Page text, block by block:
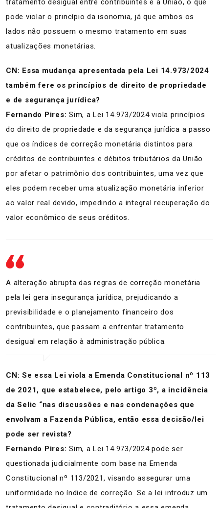
tratamento desigual entre contribuintes e a União, o que
pode violar o princípio da isonomia, já que ambos os
lados não possuem o mesmo tratamento em suas
atualizações monetárias.
CN: Essa mudança apresentada pela Lei 14.973/2024
também fere os princípios de direito de propriedade
e de segurança jurídica?
Fernando Pires: Sim, a Lei 14.973/2024 viola princípios
do direito de propriedade e da segurança jurídica a passo
que os índices de correção monetária distintos para
créditos de contribuintes e débitos tributários da União
por afetar o patrimônio dos contribuintes, uma vez que
eles podem receber uma atualização monetária inferior
ao valor real devido, impedindo a integral recuperação do
valor econômico de seus créditos.
A alteração abrupta das regras de correção monetária
pela lei gera insegurança jurídica, prejudicando a
previsibilidade e o planejamento financeiro dos
contribuintes, que passam a enfrentar tratamento
desigual em relação à administração pública.
CN: Se essa Lei viola a Emenda Constitucional nº 113
de 2021, que estabelece, pelo artigo 3º, a incidência
da Selic “nas discussões e nas condenações que
envolvam a Fazenda Pública, então essa decisão/lei
pode ser revista?
Fernando Pires: Sim, a Lei 14.973/2024 pode ser
questionada judicialmente com base na Emenda
Constitucional nº 113/2021, visando assegurar uma
uniformidade no índice de correção. Se a lei introduz um